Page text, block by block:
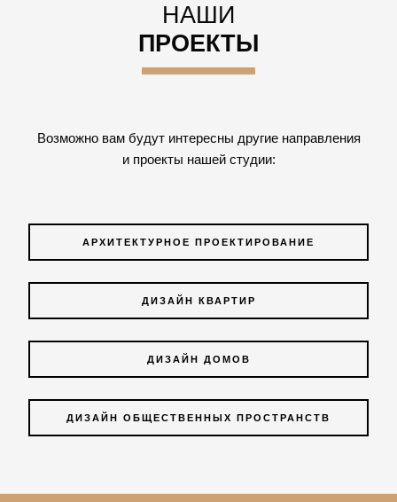
НАШИ
ПРОЕКТЫ
Возможно вам будут интересны другие направления
и проекты нашей студии:
АРХИТЕКТУРНОЕ ПРОЕКТИРОВАНИЕ
ДИЗАЙН КВАРТИР
ДИЗАЙН ДОМОВ
ДИЗАЙН ОБЩЕСТВЕННЫХ ПРОСТРАНСТВ